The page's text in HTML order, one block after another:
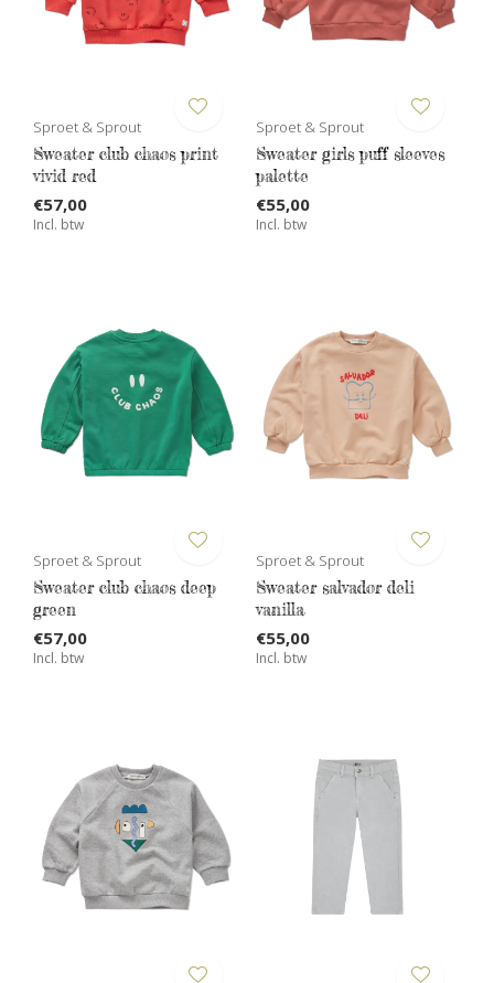
Sproet & Sprout
Sweater club chaos print
vivid red
€57,00
Incl. btw
Sproet & Sprout
Sweater girls puff sleeves
palette
€55,00
Incl. btw
Sproet & Sprout
Sweater club chaos deep
green
€57,00
Incl. btw
Sproet & Sprout
Sweater salvador deli
vanilla
€55,00
Incl. btw